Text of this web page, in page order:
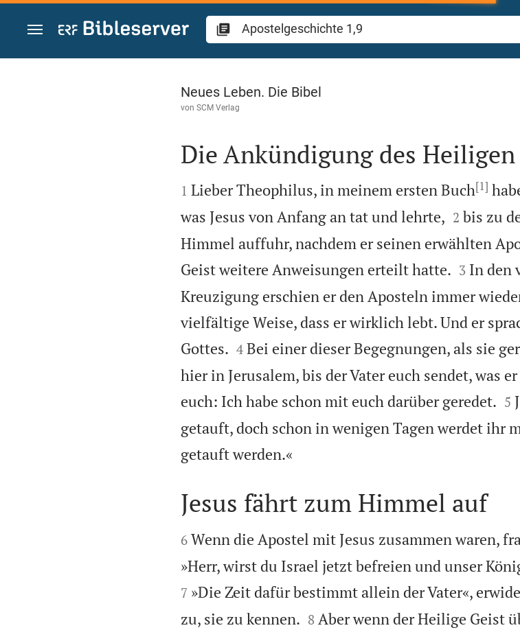
Zum Inhalt springen
Apostelgeschichte 1
Neues Leben. Die Bibel
von SCM Verlag

Die Ankündigung des Heiligen

1 Lieber Theophilus, in meinem ersten Buch[1]
was Jesus von Anfang an tat und lehrte,
2 bis zu
Himmel auffuhr, nachdem er seinen erwählten
Geist weitere Anweisungen erteilt hatte.
3 In den
Kreuzigung erschien er den Aposteln immer
vielfältige Weise, dass er wirklich lebt. Und er
Gottes.
4 Bei einer dieser Begegnungen, als sie
hier in Jerusalem, bis der Vater euch sendet, was
euch: Ich habe schon mit euch darüber geredet.
5
getauft, doch schon in wenigen Tagen werdet ihr
getauft werden.«

Jesus fährt zum Himmel auf

6 Wenn die Apostel mit Jesus zusammen waren,
»Herr, wirst du Israel jetzt befreien und unser
7 »Die Zeit dafür bestimmt allein der Vater«,
zu, sie zu kennen.
8 Aber wenn der Heilige Geist